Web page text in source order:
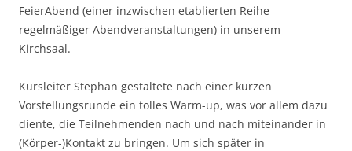
FeierAbend (einer inzwischen etablierten Reihe
regelmäßiger Abendveranstaltungen) in unserem
Kirchsaal.
Kursleiter Stephan gestaltete nach einer kurzen
Vorstellungsrunde ein tolles Warm-up, was vor allem dazu
diente, die Teilnehmenden nach und nach miteinander in
(Körper-)Kontakt zu bringen. Um sich später in